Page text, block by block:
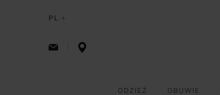
PL
ODZIEŻ OBUWIE